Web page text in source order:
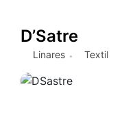
D’Satre
Linares Textil